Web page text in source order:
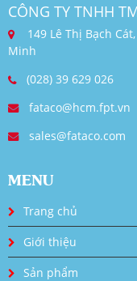
CÔNG TY TNHH
149 Lê Thị Bạch
Minh
(028) 39 629 026
fataco@hcm.fpt.vn
sales@fataco.com
MENU
Trang chủ
Giới thiệu
Sản phẩm